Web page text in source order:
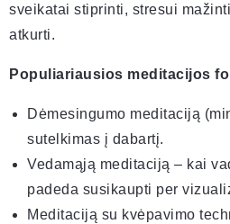
sveikatai stiprinti, stresui
atkurti.
Populiariausios meditacijos
Dėmesingumo meditaciją
sutelkimas į dabartį.
Vedamąją meditaciją – kai
padeda susikaupti per
Meditaciją su kvėpavimo